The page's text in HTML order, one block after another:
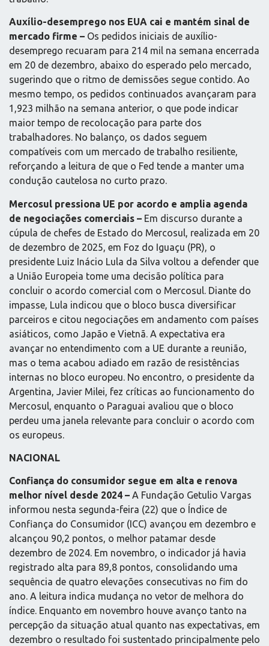
Auxílio-desemprego nos EUA cai e mantém sinal de
mercado firme – Os pedidos iniciais de auxílio-
desemprego recuaram para 214 mil na semana encerrada
em 20 de dezembro, abaixo do esperado pelo mercado,
sugerindo que o ritmo de demissões segue contido. Ao
mesmo tempo, os pedidos continuados avançaram para
1,923 milhão na semana anterior, o que pode indicar
maior tempo de recolocação para parte dos
trabalhadores. No balanço, os dados seguem
compatíveis com um mercado de trabalho resiliente,
reforçando a leitura de que o Fed tende a manter uma
condução cautelosa no curto prazo.
Mercosul pressiona UE por acordo e amplia agenda
de negociações comerciais – Em discurso durante a
cúpula de chefes de Estado do Mercosul, realizada em 20
de dezembro de 2025, em Foz do Iguaçu (PR), o
presidente Luiz Inácio Lula da Silva voltou a defender que
a União Europeia tome uma decisão política para
concluir o acordo comercial com o Mercosul. Diante do
impasse, Lula indicou que o bloco busca diversificar
parceiros e citou negociações em andamento com países
asiáticos, como Japão e Vietnã. A expectativa era
avançar no entendimento com a UE durante a reunião,
mas o tema acabou adiado em razão de resistências
internas no bloco europeu. No encontro, o presidente da
Argentina, Javier Milei, fez críticas ao funcionamento do
Mercosul, enquanto o Paraguai avaliou que o bloco
perdeu uma janela relevante para concluir o acordo com
os europeus.
NACIONAL
Confiança do consumidor segue em alta e renova
melhor nível desde 2024 – A Fundação Getulio Vargas
informou nesta segunda-feira (22) que o Índice de
Confiança do Consumidor (ICC) avançou em dezembro e
alcançou 90,2 pontos, o melhor patamar desde
dezembro de 2024. Em novembro, o indicador já havia
registrado alta para 89,8 pontos, consolidando uma
sequência de quatro elevações consecutivas no fim do
ano. A leitura indica mudança no vetor de melhora do
índice. Enquanto em novembro houve avanço tanto na
percepção da situação atual quanto nas expectativas, em
dezembro o resultado foi sustentado principalmente pelo